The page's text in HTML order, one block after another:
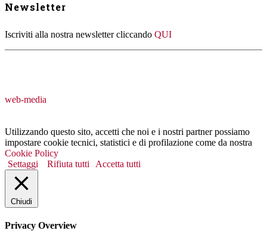
Newsletter
Iscriviti alla nostra newsletter cliccando QUI
web-media
Utilizzando questo sito, accetti che noi e i nostri partner possiamo
impostare cookie tecnici, statistici e di profilazione come da nostra
Cookie Policy
Settaggi
Rifiuta tutti Accetta tutti
Chiudi
Privacy Overview